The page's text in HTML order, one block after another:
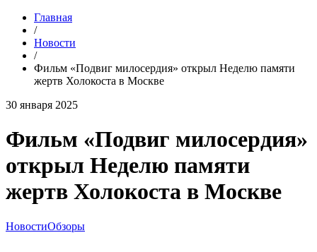
Главная
/
Новости
/
Фильм «Подвиг милосердия» открыл Неделю памяти
жертв Холокоста в Москве
30 января 2025
Фильм «Подвиг милосердия»
открыл Неделю памяти
жертв Холокоста в Москве
НовостиОбзоры